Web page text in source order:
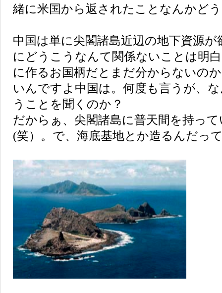
緒に米国から返されたことなんかど
中国は単に尖閣諸島近辺の地下資源
にどうこうなんて関係ないことは明
に作るお国柄だとまだ分からないの
いんですよ中国は。何度も言うが、
うことを聞くのか？
だからぁ、尖閣諸島に普天間を持っ
(笑）。で、海底基地とか造るんだっ